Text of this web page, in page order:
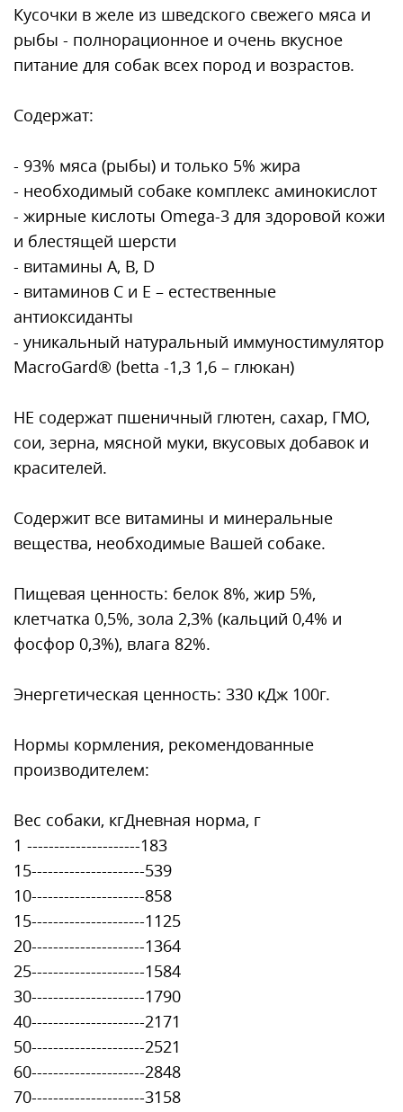
Кусочки в желе из шведского свежего мяса и
рыбы - полнорационное и очень вкусное
питание для собак всех пород и возрастов.
Содержат:
- 93% мяса (рыбы) и только 5% жира
- необходимый собаке комплекс аминокислот
- жирные кислоты Omega-3 для здоровой кожи
и блестящей шерсти
- витамины А, В, D
- витаминов С и Е – естественные
антиоксиданты
- уникальный натуральный иммуностимулятор
MacroGard® (betta -1,3 1,6 – глюкан)
НЕ содержат пшеничный глютен, сахар, ГМО,
сои, зерна, мясной муки, вкусовых добавок и
красителей.
Содержит все витамины и минеральные
вещества, необходимые Вашей собаке.
Пищевая ценность: белок 8%, жир 5%,
клетчатка 0,5%, зола 2,3% (кальций 0,4% и
фосфор 0,3%), влага 82%.
Энергетическая ценность: 330 кДж 100г.
Нормы кормления, рекомендованные
производителем:
Вес собаки, кгДневная норма, г
1 ---------------------183
15---------------------539
10---------------------858
15---------------------1125
20---------------------1364
25---------------------1584
30---------------------1790
40---------------------2171
50---------------------2521
60---------------------2848
70---------------------3158